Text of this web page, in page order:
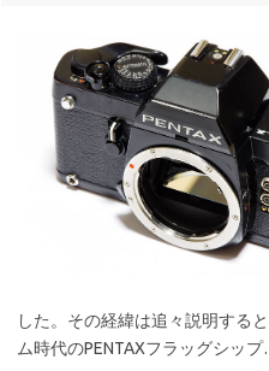
した。その経緯は追々説明する
ム時代のPENTAXフラッグシッ